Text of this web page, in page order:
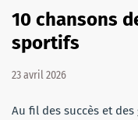
10 chansons
sportifs
23 avril 2026
Au fil des succès et